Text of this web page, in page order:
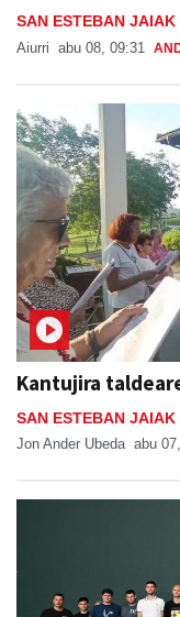
SAN ESTEBAN
Aiurri abu 08, 09:31
Kantujira
SAN ESTEBAN
Jon Ander Ubeda abu